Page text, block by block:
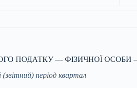
ПОДАТКУ — ФІЗИЧНОЇ ОСОБИ
період квартал